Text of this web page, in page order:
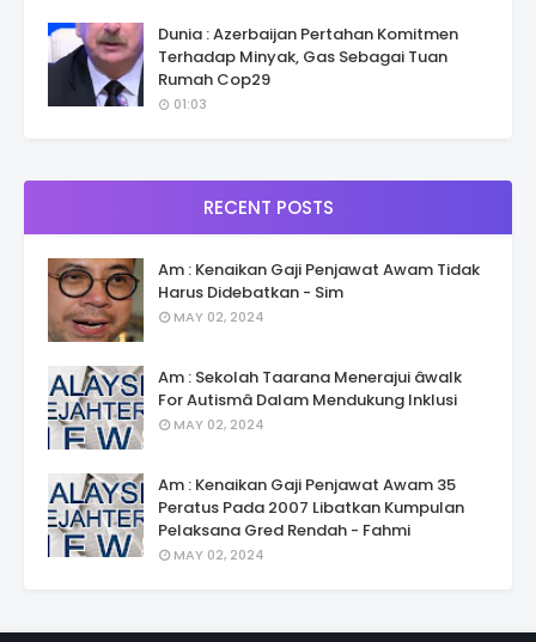
Dunia : Azerbaijan Pertahan Komitmen
Terhadap Minyak, Gas Sebagai Tuan
Rumah Cop29
01:03
RECENT POSTS
Am : Kenaikan Gaji Penjawat Awam Tidak
Harus Didebatkan - Sim
MAY 02, 2024
Am : Sekolah Taarana Menerajui âwalk
For Autismâ Dalam Mendukung Inklusi
MAY 02, 2024
Am : Kenaikan Gaji Penjawat Awam 35
Peratus Pada 2007 Libatkan Kumpulan
Pelaksana Gred Rendah - Fahmi
MAY 02, 2024